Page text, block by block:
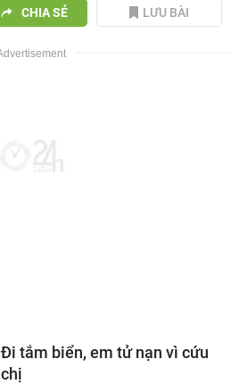
CHIA SẺ LƯU BÀI
Đi tắm biển, em tử nạn vì cứu
chị